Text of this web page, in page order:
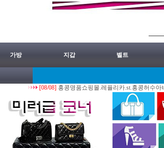
가방 지갑 벨트
[08/08]홍콩명품쇼핑몰.레플리카.st.홍콩허수아비 2026